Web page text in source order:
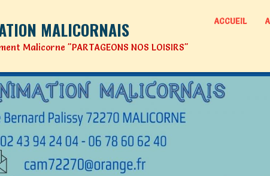
MALICORNAIS
Malicorne "PARTAGEONS NOS LOISIRS"
ACCUEIL